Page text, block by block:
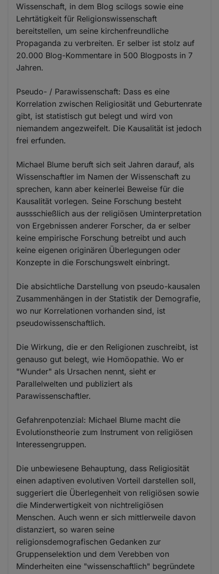
Wissenschaft, in dem Blog scilogs sowie eine
Lehrtätigkeit für Religionswissenschaft
bereitstellen, um seine kirchenfreundliche
Propaganda zu verbreiten. Er selber ist stolz auf
20.000 Blog-Kommentare in 500 Blogposts in 7
Jahren.
Pseudo- / Parawissenschaft: Dass es eine
Korrelation zwischen Religiosität und Geburtenrate
gibt, ist statistisch gut belegt und wird von
niemandem angezweifelt. Die Kausalität ist jedoch
frei erfunden.
Michael Blume beruft sich seit Jahren darauf, als
Wissenschaftler im Namen der Wissenschaft zu
sprechen, kann aber keinerlei Beweise für die
Kausalität vorlegen. Seine Forschung besteht
aussschießlich aus der religiösen Uminterpretation
von Ergebnissen anderer Forscher, da er selber
keine empirische Forschung betreibt und auch
keine eigenen originären Überlegungen oder
Konzepte in die Forschungswelt einbringt.
Die absichtliche Darstellung von pseudo-kausalen
Zusammenhängen in der Statistik der Demografie,
wo nur Korrelationen vorhanden sind, ist
pseudowissenschaftlich.
Die Wirkung, die er den Religionen zuschreibt, ist
genauso gut belegt, wie Homöopathie. Wo er
"Wunder" als Ursachen nennt, sieht er
Parallelwelten und publiziert als
Parawissenschaftler.
Gefahrenpotenzial: Michael Blume macht die
Evolutionstheorie zum Instrument von religiösen
Interessengruppen.
Die unbewiesene Behauptung, dass Religiosität
einen adaptiven evolutiven Vorteil darstellen soll,
suggeriert die Überlegenheit von religiösen sowie
die Minderwertigkeit von nichtreligiösen
Menschen. Auch wenn er sich mittlerweile davon
distanziert, so waren seine
religionsdemografischen Gedanken zur
Gruppenselektion und dem Verebben von
Minderheiten eine "wissenschaftlich" begründete